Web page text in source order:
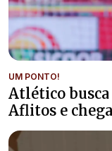
UM PONTO!
Atlético
Aflitos e